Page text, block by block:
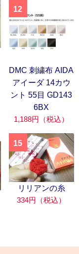
12
DMC 刺繍布 AIDA
アイーダ 14カウ
ント 55目 GD143
6BX
1,188円（税込）
15
リリアンの糸
334円（税込）